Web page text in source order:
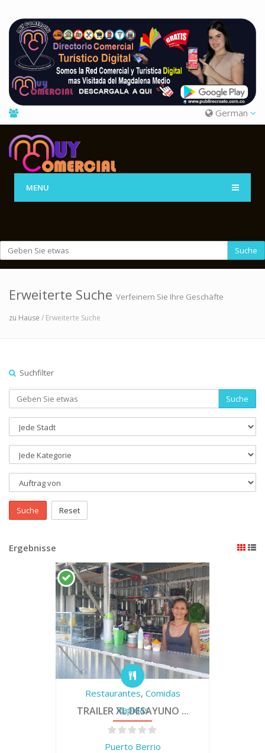
German
MENU
Suche
Erweiterte Suche Verfeinern Sie Ihre Geschäfte
zu Hause / Erweiterte Suche
Suchfilter
Suche
Suche Reset
Ergebnisse
Restaurantes, Comidas
Rapidas
TRAILER XL DESAYUNO ...
Puerto Berrio